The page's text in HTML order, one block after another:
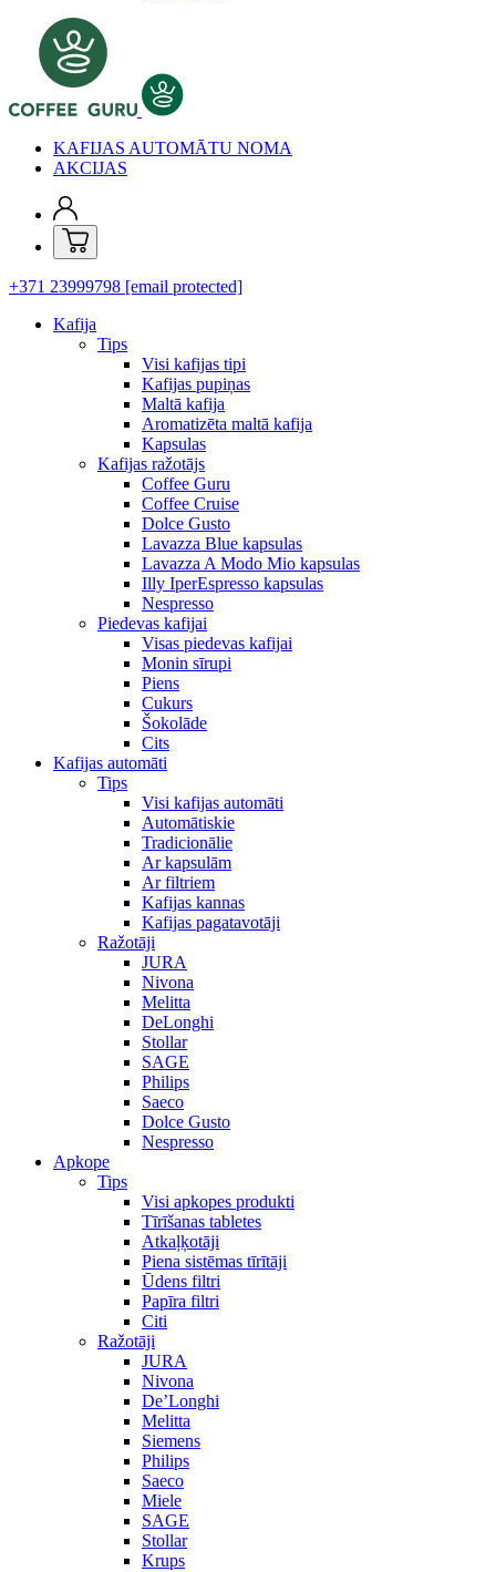
KAFIJAS AUTOMĀTU NOMA
AKCIJAS
+371 23999798 [email protected]
Kafija
Tips
Visi kafijas tipi
Kafijas pupiņas
Maltā kafija
Aromatizēta maltā kafija
Kapsulas
Kafijas ražotājs
Coffee Guru
Coffee Cruise
Dolce Gusto
Lavazza Blue kapsulas
Lavazza A Modo Mio kapsulas
Illy IperEspresso kapsulas
Nespresso
Piedevas kafijai
Visas piedevas kafijai
Monin sīrupi
Piens
Cukurs
Šokolāde
Cits
Kafijas automāti
Tips
Visi kafijas automāti
Automātiskie
Tradicionālie
Ar kapsulām
Ar filtriem
Kafijas kannas
Kafijas pagatavotāji
Ražotāji
JURA
Nivona
Melitta
DeLonghi
Stollar
SAGE
Philips
Saeco
Dolce Gusto
Nespresso
Apkope
Tips
Visi apkopes produkti
Tīrīšanas tabletes
Atkaļķotāji
Piena sistēmas tīrītāji
Ūdens filtri
Papīra filtri
Citi
Ražotāji
JURA
Nivona
De’Longhi
Melitta
Siemens
Philips
Saeco
Miele
SAGE
Stollar
Krups